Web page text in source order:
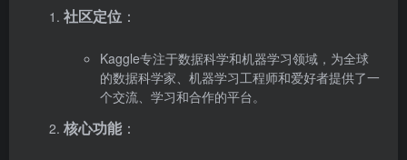
社区定位 ：
Kaggle专注于数据科学和机器学习领域，为全球
的数据科学家、机器学习工程师和爱好者提供了一
个交流、学习和合作的平台。
核心功能：